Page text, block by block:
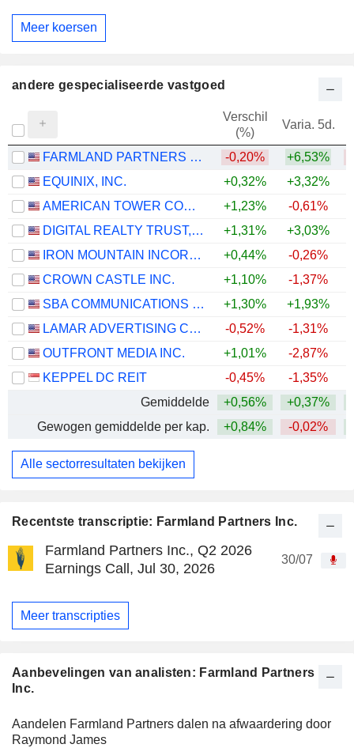
Recentste transcriptie: Farmland Partners Inc.
Farmland Partners Inc., Q2 2026
Earnings Call, Jul 30, 2026
30/07
Meer transcripties
Aanbevelingen van analisten: Farmland Partners
Inc.
Aandelen Farmland Partners dalen na afwaardering door
Raymond James
Meer koersen
andere gespecialiseerde vastgoed
Verschil
(%)
Varia. 5d.
FARMLAND PARTNERS INC. -0,20% +6,53%
EQUINIX, INC.
+0,32% +3,32%
AMERICAN TOWER CORPORATION
+1,23% -0,61%
DIGITAL REALTY TRUST, INC.
+1,31% +3,03%
IRON MOUNTAIN INCORPORATED
+0,44% -0,26%
CROWN CASTLE INC.
+1,10% -1,37%
SBA COMMUNICATIONS CORPORATION
+1,30% +1,93%
LAMAR ADVERTISING COMPANY
-0,52% -1,31%
OUTFRONT MEDIA INC.
+1,01% -2,87%
KEPPEL DC REIT
-0,45% -1,35%
Gemiddelde
+0,56% +0,37%
Gewogen gemiddelde per kap.
+0,84% -0,02%
Alle sectorresultaten bekijken